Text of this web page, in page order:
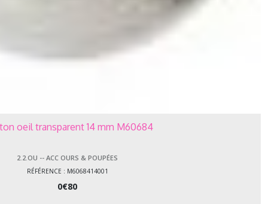
oeil transparent 14 mm M60684
2.2.OU -- ACC OURS & POUPÉES
RÉFÉRENCE : M6068414001
0€80